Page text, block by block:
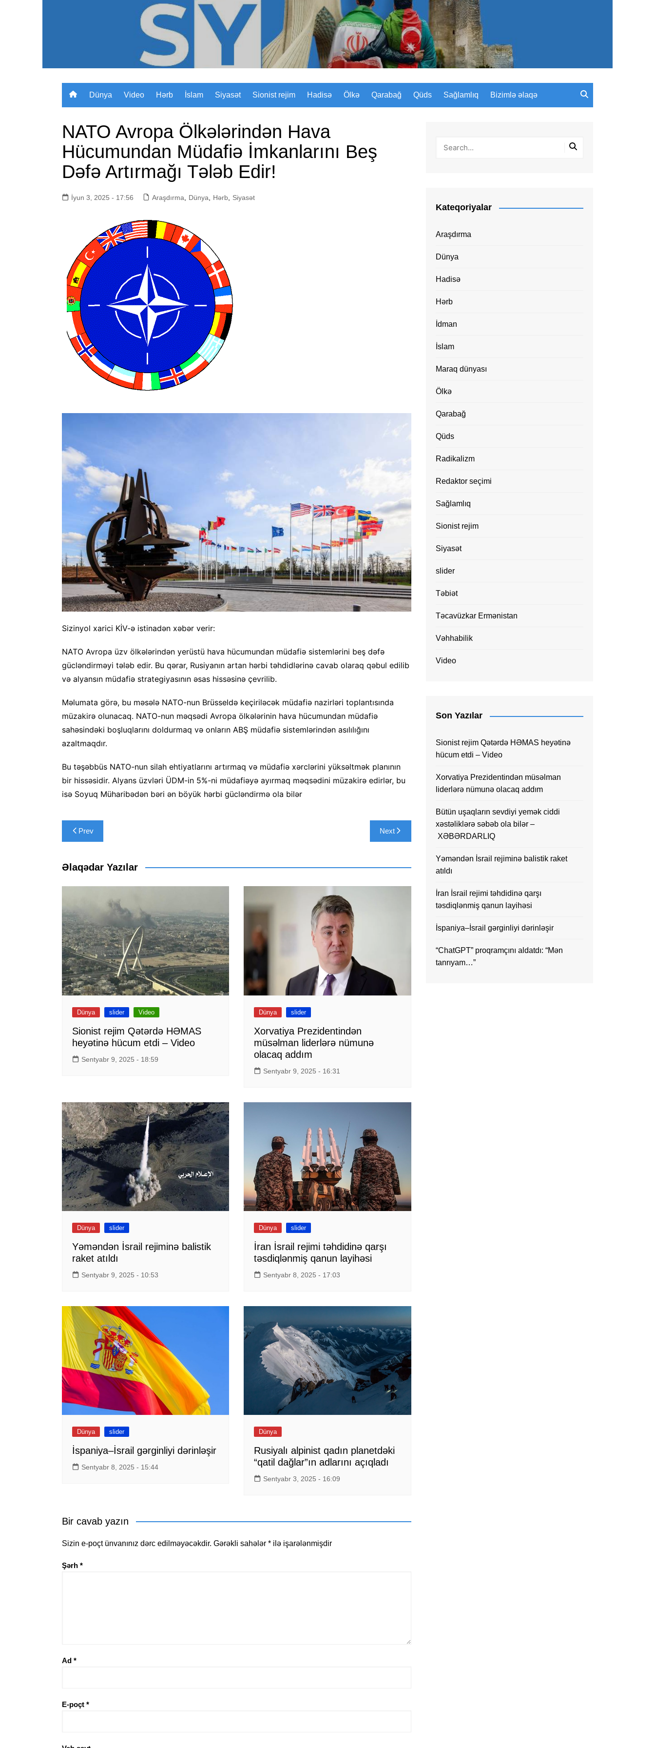
Sizinyol.org
Dünya Video Hərb İslam Siyasət Sionist rejim Hadisə Ölkə Qarabağ Qüds Sağlamlıq Bizimlə əlaqə
NATO Avropa Ölkələrindən Hava
Hücumundan Müdafiə İmkanlarını Beş
Dəfə Artırmağı Tələb Edir!
İyun 3, 2025 - 17:56 Araşdırma Dünya Hərb Siyasət
Sizinyol xarici KİV-ə istinadən xəbər verir:
NATO Avropa üzv ölkələrindən yerüstü hava hücumundan müdafiə sistemlərini beş dəfə
gücləndirməyi tələb edir. Bu qərar, Rusiyanın artan hərbi təhdidlərinə cavab olaraq qəbul edilib
və alyansın müdafiə strategiyasının əsas hissəsinə çevrilib.
Məlumata görə, bu məsələ NATO-nun Brüsseldə keçiriləcək müdafiə nazirləri toplantısında
müzakirə olunacaq. NATO-nun məqsədi Avropa ölkələrinin hava hücumundan müdafiə
sahəsindəki boşluqlarını doldurmaq və onların ABŞ müdafiə sistemlərindən asılılığını
azaltmaqdır.
Bu təşəbbüs NATO-nun silah ehtiyatlarını artırmaq və müdafiə xərclərini yüksəltmək planının
bir hissəsidir. Alyans üzvləri ÜDM-in 5%-ni müdafiəyə ayırmaq məqsədini müzakirə edirlər, bu
isə Soyuq Müharibədən bəri ən böyük hərbi gücləndirmə ola bilər
Yazı
naviqasiyası
Prev Next
Əlaqədar Yazılar
Dünya slider Video
Sionist rejim Qətərdə HƏMAS
heyətinə hücum etdi – Video
Sentyabr 9, 2025 - 18:59
Dünya slider
Xorvatiya Prezidentindən
müsəlman liderlərə nümunə
olacaq addım
Sentyabr 9, 2025 - 16:31
Dünya slider
Yəməndən İsrail rejiminə balistik
raket atıldı
Sentyabr 9, 2025 - 10:53
Dünya slider
İran İsrail rejimi təhdidinə qarşı
təsdiqlənmiş qanun layihəsi
Sentyabr 8, 2025 - 17:03
Dünya slider
İspaniya–İsrail gərginliyi dərinləşir
Sentyabr 8, 2025 - 15:44
Dünya
Rusiyalı alpinist qadın planetdəki
“qatil dağlar”ın adlarını açıqladı
Sentyabr 3, 2025 - 16:09
Bir cavab yazın
Sizin e-poçt ünvanınız dərc edilməyəcəkdir. Gərəkli sahələr * ilə işarələnmişdir
Şərh *
Ad *
E-poçt *
Kateqoriyalar
Araşdırma
Dünya
Hadisə
Hərb
İdman
İslam
Maraq dünyası
Ölkə
Qarabağ
Qüds
Radikalizm
Redaktor seçimi
Sağlamlıq
Sionist rejim
Siyasət
slider
Təbiət
Təcavüzkar Ermənistan
Vəhhabilik
Video
Son Yazılar
Sionist rejim Qətərdə HƏMAS heyətinə
hücum etdi – Video
Xorvatiya Prezidentindən müsəlman
liderlərə nümunə olacaq addım
Bütün uşaqların sevdiyi yemək ciddi
xəstəliklərə səbəb ola bilər –
XƏBƏRDARLIQ
Yəməndən İsrail rejiminə balistik raket
atıldı
İran İsrail rejimi təhdidinə qarşı
təsdiqlənmiş qanun layihəsi
İspaniya–İsrail gərginliyi dərinləşir
“ChatGPT” proqramçını aldatdı: “Mən
tanrıyam…”